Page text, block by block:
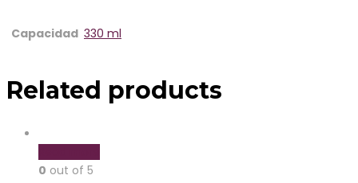
Capacidad 330 ml
Related products
0 out of 5